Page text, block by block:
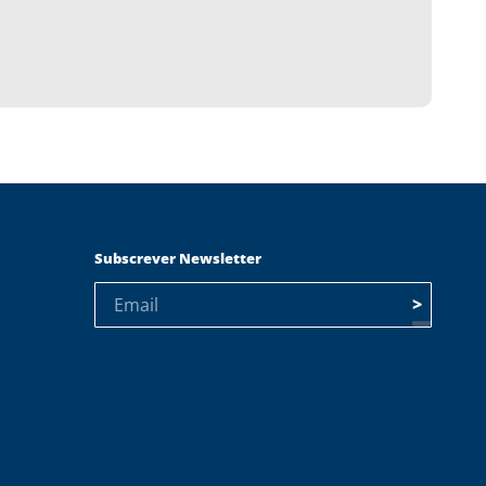
Subscrever Newsletter
>